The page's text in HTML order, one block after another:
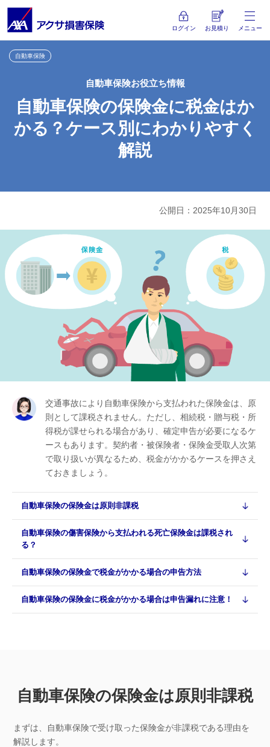
ログイン お見積り メニュー
自動車保険
自動車保険お役立ち情報
自動車保険の保険金に税金はか
かる？ケース別にわかりやすく
解説
公開日：2025年10月30日
交通事故により自動車保険から支払われた保険金は、原
則として課税されません。ただし、相続税・贈与税・所
得税が課せられる場合があり、確定申告が必要になるケ
ースもあります。契約者・被保険者・保険金受取人次第
で取り扱いが異なるため、税金がかかるケースを押さえ
ておきましょう。
自動車保険の保険金は原則非課税
自動車保険の傷害保険から支払われる死亡保険金は課税され
る？
自動車保険の保険金で税金がかかる場合の申告方法
自動車保険の保険金に税金がかかる場合は申告漏れに注意！
自動車保険の保険金は原則非課税
まずは、自動車保険で受け取った保険金が非課税である理由を
解説します。